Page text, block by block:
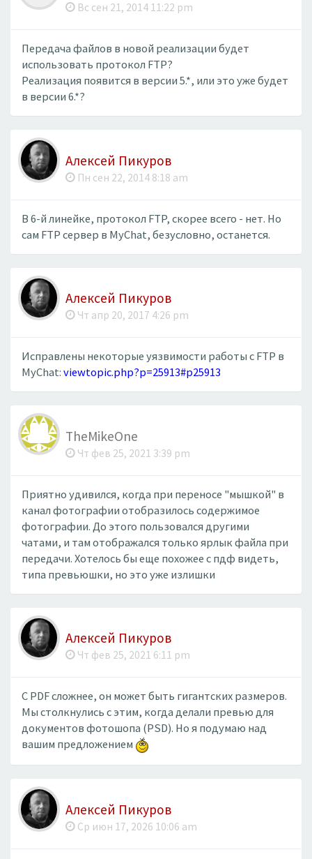
Вс сен 21, 2014 11:22 pm
Передача файлов в новой реализации будет
использовать протокол FTP?
Реализация появится в версии 5.*, или это уже будет
в версии 6.*?
Алексей Пикуров
Пн сен 22, 2014 8:18 am
В 6-й линейке, протокол FTP, скорее всего - нет. Но
сам FTP сервер в MyChat, безусловно, останется.
Алексей Пикуров
Чт апр 20, 2017 4:26 pm
Исправлены некоторые уязвимости работы с FTP в
MyChat:viewtopic.php?p=25913#p25913
TheMikeOne
Чт фев 25, 2021 3:39 pm
Приятно удивился, когда при переносе "мышкой" в
канал фотографии отобразилось содержимое
фотографии. До этого пользовался другими
чатами, и там отображался только ярлык файла при
передачи. Хотелось бы еще похожее с пдф видеть,
типа превьюшки, но это уже излишки
Алексей Пикуров
Чт фев 25, 2021 6:11 pm
С PDF сложнее, он может быть гигантских размеров.
Мы столкнулись с этим, когда делали превью для
документов фотошопа (PSD). Но я подумаю над
вашим предложением
Алексей Пикуров
Ср июн 17, 2026 10:06 am